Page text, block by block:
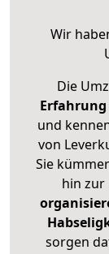
Wir
Die
Erfahrung
und
von
Sie
hin zur
sorgen